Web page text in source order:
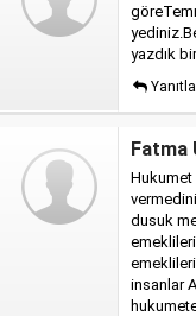
yazdık
Yanıtla
Fatma
Hukumet
dusuk
insanlar